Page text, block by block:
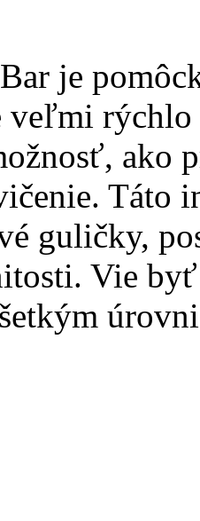
je
rýchlo
ako
Táto
guličky,
Vie byť